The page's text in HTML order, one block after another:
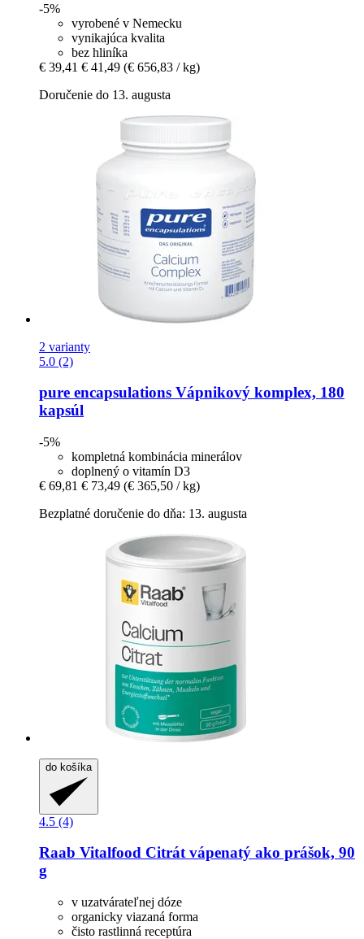
-5%
vyrobené v Nemecku
vynikajúca kvalita
bez hliníka
€ 39,41 € 41,49 (€ 656,83 / kg)
Doručenie do 13. augusta
2 varianty
5.0 (2)
pure encapsulations Vápnikový komplex, 180
kapsúl
-5%
kompletná kombinácia minerálov
doplnený o vitamín D3
€ 69,81 € 73,49 (€ 365,50 / kg)
Bezplatné doručenie do dňa: 13. augusta
do košíka
4.5 (4)
Raab Vitalfood Citrát vápenatý ako prášok, 90
g
v uzatvárateľnej dóze
organicky viazaná forma
čisto rastlinná receptúra